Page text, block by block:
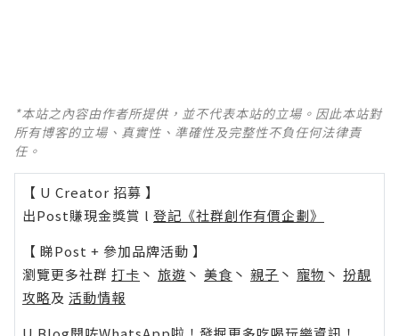
*本站之內容由作者所提供，並不代表本站的立場。因此本站對
所有博客的立場、真實性、準確性及完整性不負任何法律責
任。
【 U Creator 招募 】
出Post賺現金獎賞 l 登記《社群創作有價企劃》
【 睇Post + 參加品牌活動 】
瀏覽更多社群 打卡 丶 旅遊 丶 美食 丶 親子 丶 寵物 丶 扮靚
攻略及 活動情報